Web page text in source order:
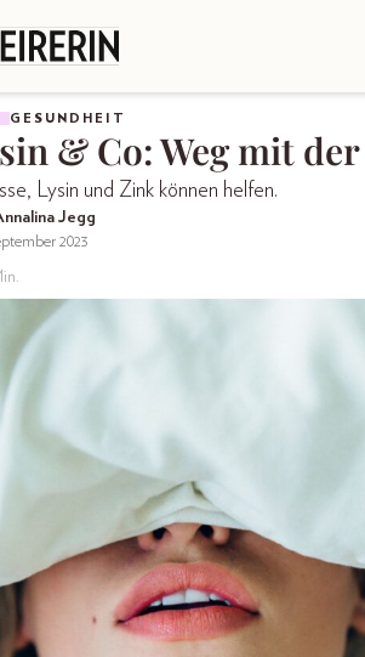
GESUNDHEIT
& Co: Weg mit
Lysin und Zink können helfen.
Jegg
2023